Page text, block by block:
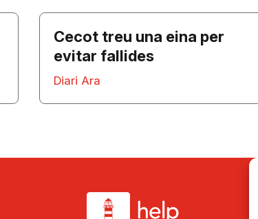
Cecot treu una eina per
evitar fallides
Diari Ara